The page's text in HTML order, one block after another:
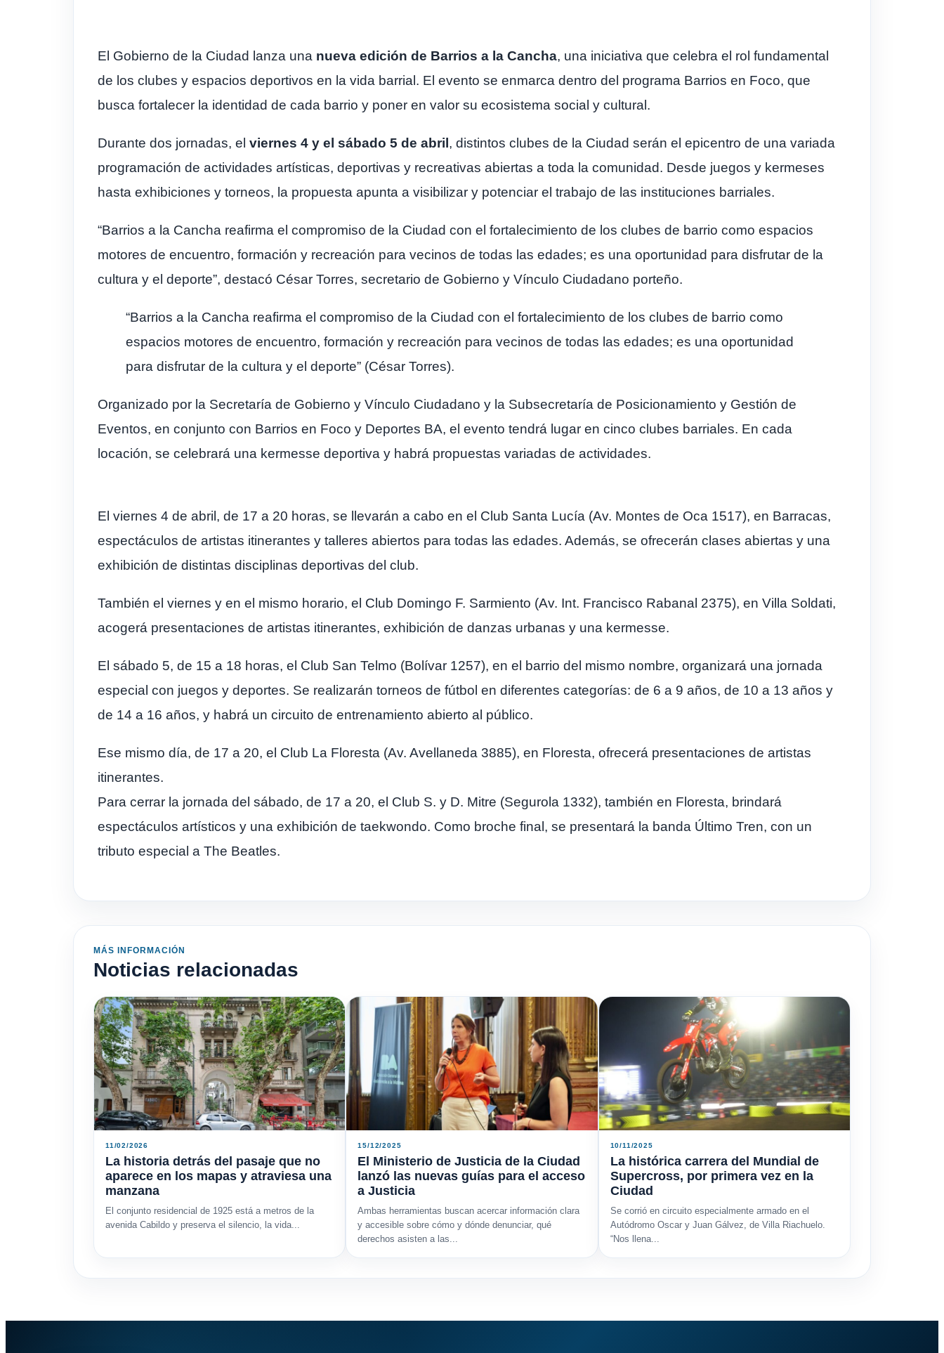
El Gobierno de la Ciudad lanza una nueva edición de Barrios a la Cancha, una iniciativa que celebra el rol fundamental
de los clubes y espacios deportivos en la vida barrial. El evento se enmarca dentro del programa Barrios en Foco, que
busca fortalecer la identidad de cada barrio y poner en valor su ecosistema social y cultural.
Durante dos jornadas, el viernes 4 y el sábado 5 de abril , distintos clubes de la Ciudad serán el epicentro de una variada
programación de actividades artísticas, deportivas y recreativas abiertas a toda la comunidad. Desde juegos y kermeses
hasta exhibiciones y torneos, la propuesta apunta a visibilizar y potenciar el trabajo de las instituciones barriales.
“Barrios a la Cancha reafirma el compromiso de la Ciudad con el fortalecimiento de los clubes de barrio como espacios
motores de encuentro, formación y recreación para vecinos de todas las edades; es una oportunidad para disfrutar de la
cultura y el deporte”, destacó César Torres, secretario de Gobierno y Vínculo Ciudadano porteño.
“Barrios a la Cancha reafirma el compromiso de la Ciudad con el fortalecimiento de los clubes de barrio como
espacios motores de encuentro, formación y recreación para vecinos de todas las edades; es una oportunidad
para disfrutar de la cultura y el deporte” (César Torres).
Organizado por la Secretaría de Gobierno y Vínculo Ciudadano y la Subsecretaría de Posicionamiento y Gestión de
Eventos, en conjunto con Barrios en Foco y Deportes BA, el evento tendrá lugar en cinco clubes barriales. En cada
locación, se celebrará una kermesse deportiva y habrá propuestas variadas de actividades.
El viernes 4 de abril, de 17 a 20 horas, se llevarán a cabo en el Club Santa Lucía (Av. Montes de Oca 1517), en Barracas,
espectáculos de artistas itinerantes y talleres abiertos para todas las edades. Además, se ofrecerán clases abiertas y una
exhibición de distintas disciplinas deportivas del club.
También el viernes y en el mismo horario, el Club Domingo F. Sarmiento (Av. Int. Francisco Rabanal 2375), en Villa Soldati,
acogerá presentaciones de artistas itinerantes, exhibición de danzas urbanas y una kermesse.
El sábado 5, de 15 a 18 horas, el Club San Telmo (Bolívar 1257), en el barrio del mismo nombre, organizará una jornada
especial con juegos y deportes. Se realizarán torneos de fútbol en diferentes categorías: de 6 a 9 años, de 10 a 13 años y
de 14 a 16 años, y habrá un circuito de entrenamiento abierto al público.
Ese mismo día, de 17 a 20, el Club La Floresta (Av. Avellaneda 3885), en Floresta, ofrecerá presentaciones de artistas
itinerantes.
Para cerrar la jornada del sábado, de 17 a 20, el Club S. y D. Mitre (Segurola 1332), también en Floresta, brindará
espectáculos artísticos y una exhibición de taekwondo. Como broche final, se presentará la banda Último Tren, con un
tributo especial a The Beatles.
MÁS INFORMACIÓN
Noticias relacionadas
11/02/2026
La historia detrás del pasaje que no
aparece en los mapas y atraviesa una
manzana
El conjunto residencial de 1925 está a metros de la
avenida Cabildo y preserva el silencio, la vida...
15/12/2025
El Ministerio de Justicia de la Ciudad
lanzó las nuevas guías para el acceso
a Justicia
Ambas herramientas buscan acercar información clara
y accesible sobre cómo y dónde denunciar, qué
derechos asisten a las...
10/11/2025
La histórica carrera del Mundial de
Supercross, por primera vez en la
Ciudad
Se corrió en circuito especialmente armado en el
Autódromo Oscar y Juan Gálvez, de Villa Riachuelo.
“Nos llena...